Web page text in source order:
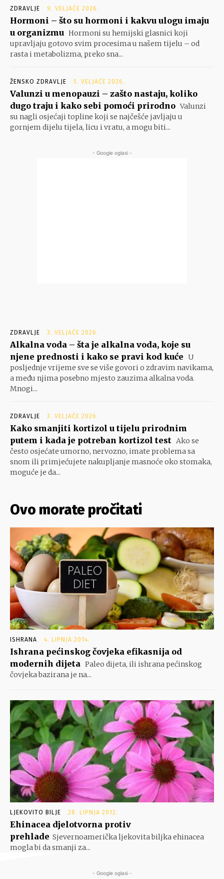
ZDRAVLJE 9. VELJAČE 2026.
Hormoni – što su hormoni i kakvu ulogu imaju
u organizmu Hormoni su hemijski glasnici koji
upravljaju gotovo svim procesima u našem tijelu – od
rasta i metabolizma, preko sna...
ŽENSKO ZDRAVLJE 5. VELJAČE 2026.
Valunzi u menopauzi – zašto nastaju, koliko
dugo traju i kako sebi pomoći prirodno Valunzi
su nagli osjećaji topline koji se najčešće javljaju u
gornjem dijelu tijela, licu i vratu, a mogu biti...
- Google oglasi -
ZDRAVLJE 3. VELJAČE 2026.
Alkalna voda – šta je alkalna voda, koje su
njene prednosti i kako se pravi kod kuće U
posljednje vrijeme sve se više govori o zdravim navikama,
a među njima posebno mjesto zauzima alkalna voda.
Mnogi...
ZDRAVLJE 3. VELJAČE 2026.
Kako smanjiti kortizol u tijelu prirodnim
putem i kada je potreban kortizol test Ako se
često osjećate umorno, nervozno, imate problema sa
snom ili primjećujete nakupljanje masnoće oko stomaka,
moguće je da...
Ovo morate pročitati
ISHRANA 4. LIPNJA 2014.
Ishrana pećinskog čovjeka efikasnija od
modernih dijeta Paleo dijeta, ili ishrana pećinskog
čovjeka bazirana je na...
LJEKOVITO BILJE 28. LIPNJA 2012.
Ehinacea djelotvorna protiv
prehlade Sjevernoamerička ljekovita biljka ehinacea
mogla bi da smanji za...
- Google oglasi -